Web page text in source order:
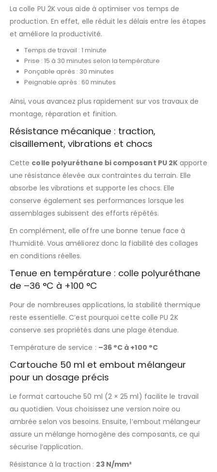
La colle PU 2K vous aide à optimiser vos temps de
production. En effet, elle réduit les délais entre les étapes
et améliore la productivité.
Temps de travail : 1 minute
Prise : 15 à 30 minutes selon la température
Ponçable après : 30 minutes
Peignable après : 60 minutes
Ainsi, vous avancez plus rapidement sur vos travaux de
montage, réparation et finition.
Résistance mécanique : traction,
cisaillement, vibrations et chocs
Cette colle polyuréthane bi composant PU 2K apporte
une résistance élevée aux contraintes du terrain. Elle
absorbe les vibrations et supporte les chocs. Elle
conserve également ses performances lorsque les
assemblages subissent des efforts répétés.
En complément, elle offre une bonne tenue face à
l’humidité. Vous améliorez donc la fiabilité des collages
en conditions réelles.
Tenue en température : colle polyuréthane
de –36 °C à +100 °C
Pour de nombreuses applications, la stabilité thermique
reste essentielle. C’est pourquoi cette colle PU 2K
conserve ses propriétés dans une plage étendue.
Température de service : –36 °C à +100 °C
Cartouche 50 ml et embout mélangeur
pour un dosage précis
Le format cartouche 50 ml (2 × 25 ml) facilite le travail
au quotidien. Vous choisissez une version noire ou
ambrée selon vos besoins. Ensuite, l’embout mélangeur
assure un mélange homogène des composants, ce qui
sécurise l’application.
Résistance à la traction : 23 N/mm²